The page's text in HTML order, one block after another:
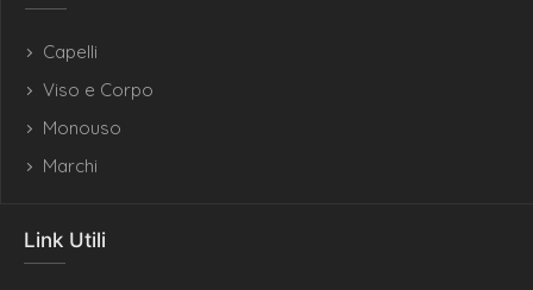
Capelli
Viso e Corpo
Monouso
Marchi
Link Utili